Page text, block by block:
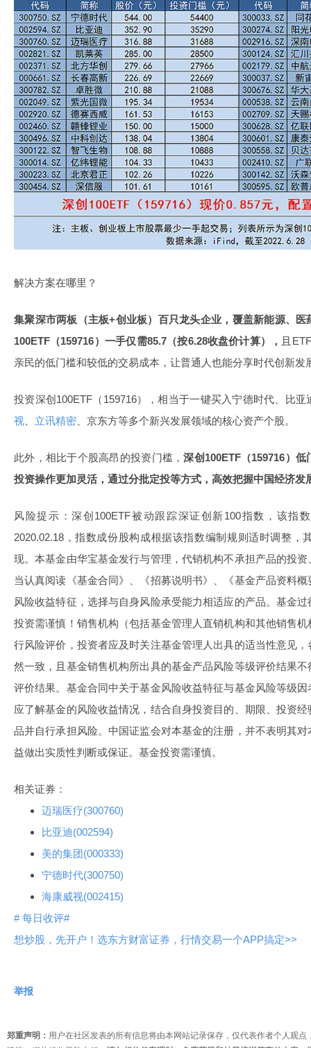
解决方案在哪里？
集聚深市两板（主板+创业板）百只龙头企业，覆盖新能源、
医
100ETF （159716）一手仅需85.7（按6.28收盘价计算）， 且
亲民的低门槛和较低的交易成本，让普通人也能分享时代创新发
投资深创100ETF（159716），相当于一键买入宁德时代、比亚
视
立讯精密 、京东方等多个新兴发展领域的核心资产个股。
此外，相比于个股高昂的投资门槛，深创 100ETF（159716）低
投资操作更加灵活，通过分批定投等方式，高效把握中国经济发
风险提示：深创100ETF被动跟踪深证创新100指数，该指
2020.02.18，指数成份股构成根据该指数编制规则适时调整，
现。本基金由华宝基金发行与管理，代销机构不承担产品的投
当认真阅读《基金合同》、《招募说明书》、《基金产品资料
风险收益特征，选择与自身风险承受能力相适应的产品。基金
投资需谨慎！销售机构（包括基金管理人直销机构和其他销售
行风险评价，投资者应及时关注基金管理人出具的适当性意见
然一致，且基金销售机构所出具的基金产品风险等级评价结果
评价结果。基金合同中关于基金风险收益特征与基金风险等级
应了解基金的风险收益情况，结合自身投资目的、期限、投资
品并自行承担风险。中国证监会对本基金的注册，并不表明其
益做出实质性判断或保证。基金投资需谨慎。
相关证券：
迈瑞医疗(300760)
比亚迪(002594)
美的集团(000333)
宁德时代(300750)
海康威视(002415)
# 每日收评#
想炒股，先开户！选东方财富证券，行情交易一个APP搞定>>
举报
郑重声明： 用户在社区发表的所有信息将由本网站记录保存，仅代表作者个人观